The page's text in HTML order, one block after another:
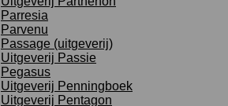
Parresia
Parvenu
Passage (uitgeverij)
Uitgeverij Passie
Pegasus
Uitgeverij Penningboek
Uitgeverij Pentagon